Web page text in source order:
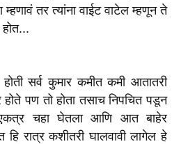
तर त्यांना वाईट वाटेल म्हणून ते
सर्व कुमार कमीत कमी आतातरी
पण तो होता तसाच निपचित पडून
एकत्र चहा घेतला आणि आत बाहेर
हि रात्र कशीतरी घालवावी लागेल हे